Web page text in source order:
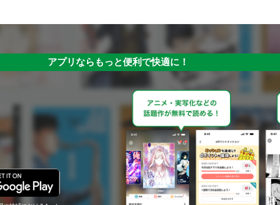
アプリならもっと便利で快適に！